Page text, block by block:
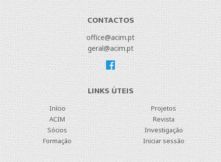
CONTACTOS
office@acim.pt
geral@acim.pt
LINKS ÚTEIS
Início
ACIM
Sócios
Formação
Projetos
Revista
Investigação
Iniciar sessão